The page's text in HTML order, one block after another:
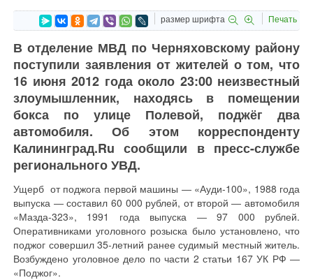
размер шрифта Печать
В отделение МВД по Черняховскому району
поступили заявления от жителей о том, что
16 июня 2012 года около 23:00 неизвестный
злоумышленник, находясь в помещении
бокса по улице Полевой, поджёг два
автомобиля. Об этом корреспонденту
Калининград.Ru сообщили в пресс-службе
регионального УВД.
Ущерб от поджога первой машины ― «Ауди-100», 1988 года
выпуска ― составил 60 000 рублей, от второй ― автомобиля
«Мазда-323», 1991 года выпуска ― 97 000 рублей.
Оперативниками уголовного розыска было установлено, что
поджог совершил 35-летний ранее судимый местный житель.
Возбуждено уголовное дело по части 2 статьи 167 УК РФ ―
«Поджог».